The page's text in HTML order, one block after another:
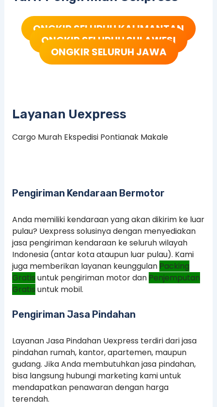
ONGKIR SELURUH KALIMANTAN
ONGKIR SELURUH SULAWESI
ONGKIR SELURUH JAWA
Layanan Uexpress
Cargo Murah Ekspedisi Pontianak Makale
Pengiriman Kendaraan Bermotor
Anda memiliki kendaraan yang akan dikirim ke luar
pulau? Uexpress solusinya dengan menyediakan
jasa pengiriman kendaraan ke seluruh wilayah
Indonesia (antar kota ataupun luar pulau). Kami
juga memberikan layanan keunggulan Packing
Gratis untuk pengiriman motor dan Penjemputan
Gratis untuk mobil.
Pengiriman Jasa Pindahan
Layanan Jasa Pindahan Uexpress terdiri dari jasa
pindahan rumah, kantor, apartemen, maupun
gudang. Jika Anda membutuhkan jasa pindahan,
bisa langsung hubungi marketing kami untuk
mendapatkan penawaran dengan harga
terendah.